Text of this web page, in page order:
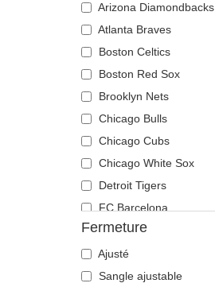
Arizona Diamondbacks
Atlanta Braves
Boston Celtics
Boston Red Sox
Brooklyn Nets
Chicago Bulls
Chicago Cubs
Chicago White Sox
Detroit Tigers
FC Barcelona
Golden State Warriors
Kansas City Royals
Los Angeles Angels
Fermeture
Ajusté
Sangle ajustable